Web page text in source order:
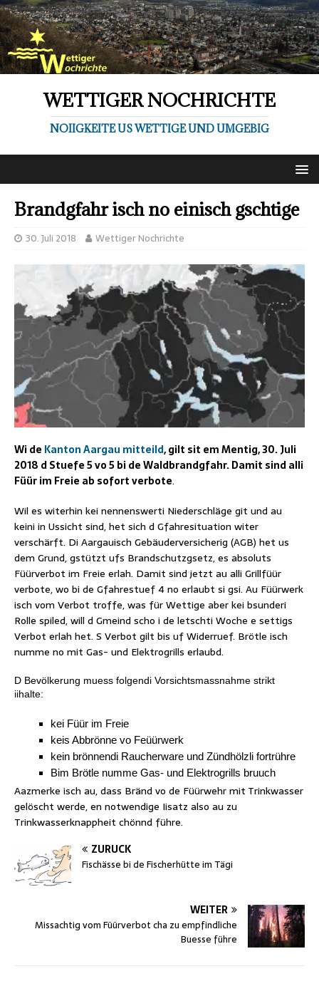
WETTIGER NOCHRICHTE
NOIIGKEITE US WETTIGE UND UMGEBIG
Brandgfahr isch no einisch gschtige
30. Juli 2018 Wettiger Nochrichte
Wi de Kanton Aargau mitteild, gilt sit em Mentig, 30. Juli
2018 d Stuefe 5 vo 5 bi de Waldbrandgfahr. Damit sind alli
Füür im Freie ab sofort verbote.
Wil es witerhin kei nennenswerti Niederschläge git und au
keini in Ussicht sind, het sich d Gfahresituation witer
verschärft. Di Aargauisch Gebäuderversicherig (AGB) het us
dem Grund, gstützt ufs Brandschutzgsetz, es absoluts
Füürverbot im Freie erlah. Damit sind jetzt au alli Grillfüür
verbote, wo bi de Gfahrestuef 4 no erlaubt si gsi. Au Füürwerk
isch vom Verbot troffe, was für Wettige aber kei bsunderi
Rolle spiled, will d Gmeind scho i de letschti Woche e settigs
Verbot erlah het. S Verbot gilt bis uf Widerruef. Brötle isch
numme no mit Gas- und Elektrogrills erlaubd.
D Bevölkerung muess folgendi Vorsichtsmassnahme strikt
iihalte:
kei Füür im Freie
keis Abbrönne vo Feüürwerk
kein brönnendi Raucherware und Zündhölzli fortrühre
Bim Brötle numme Gas- und Elektrogrills bruuch
Aazmerke isch au, dass Bränd vo de Füürwehr mit Trinkwasser
gelöscht werde, en notwendige Iisatz also au zu
Trinkwasserknappheit chönnd führe.
ZURÜCK
Fischässe bi de Fischerhütte im Tägi
WEITER
Missachtig vom Füürverbot cha zu empfindliche
Buesse führe